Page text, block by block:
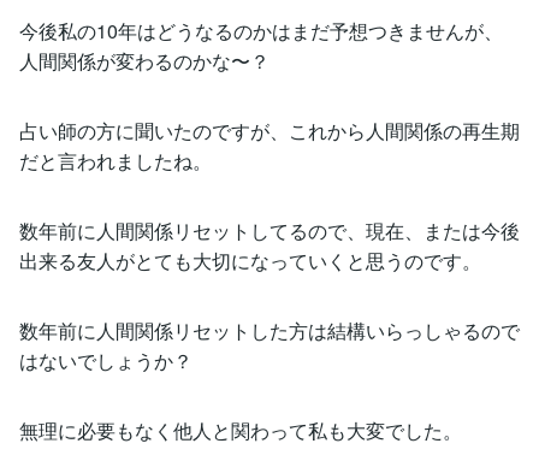
今後私の10年はどうなるのかはまだ予想つきませんが、
人間関係が変わるのかな〜？
占い師の方に聞いたのですが、これから人間関係の再生期
だと言われましたね。
数年前に人間関係リセットしてるので、現在、または今後
出来る友人がとても大切になっていくと思うのです。
数年前に人間関係リセットした方は結構いらっしゃるので
はないでしょうか？
無理に必要もなく他人と関わって私も大変でした。